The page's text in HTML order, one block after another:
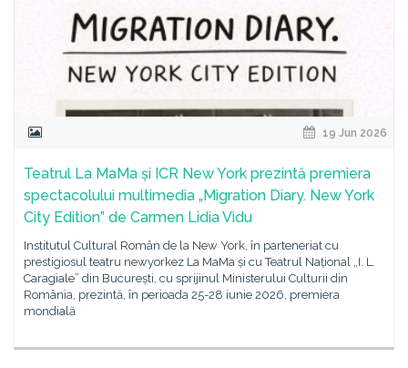
19 Jun 2026
Teatrul La MaMa și ICR New York prezintă premiera
spectacolului multimedia „Migration Diary. New York
City Edition” de Carmen Lidia Vidu
Institutul Cultural Român de la New York, în parteneriat cu
prestigiosul teatru newyorkez La MaMa și cu Teatrul Național „I. L.
Caragiale” din București, cu sprijinul Ministerului Culturii din
România, prezintă, în perioada 25-28 iunie 2026, premiera
mondială